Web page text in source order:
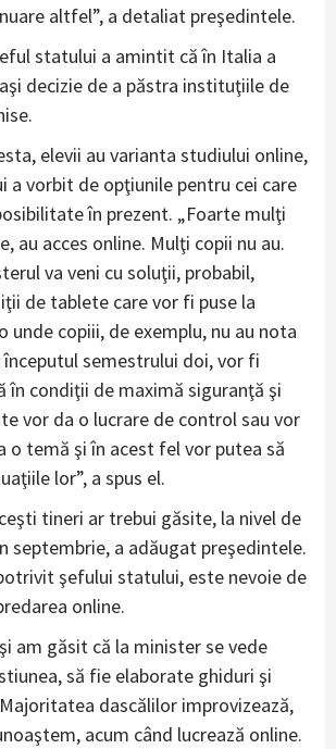
altfel”, a detaliat preşedintele.
statului a amintit că în Italia a
decizie de a păstra instituţiile de
elevii au varianta studiului online,
a vorbit de opţiunile pentru cei care
în prezent. „Foarte mulţi
au acces online. Mulţi copii nu au.
va veni cu soluţii, probabil,
de tablete care vor fi puse la
unde copiii, de exemplu, nu au nota
semestrului doi, vor fi
în condiţii de maximă siguranţă şi
vor da o lucrare de control sau vor
o temă şi în acest fel vor putea să
lor”, a spus el.
tineri ar trebui găsite, la nivel de
septembrie, a adăugat preşedintele.
şefului statului, este nevoie de
online.
am găsit că la minister se vede
să fie elaborate ghiduri şi
dascălilor improvizează,
acum când lucrează online.